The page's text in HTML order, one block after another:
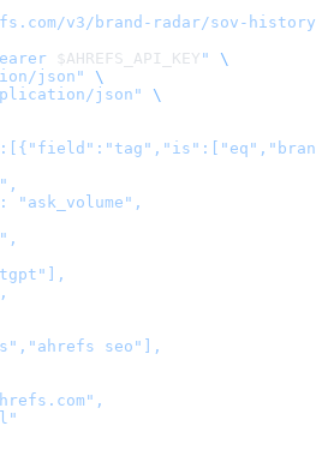
v3/brand-radar/sov-history
$AHREFS_API_KEY "
\
json"
\
json"
\
"ask_volume",
seo"],